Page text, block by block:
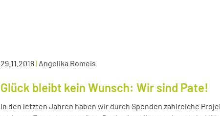
29.11.2018| Angelika Romeis
Glück bleibt kein Wunsch: Wir sind Pate!
In den letzten Jahren haben wir durch Spenden zahlreiche